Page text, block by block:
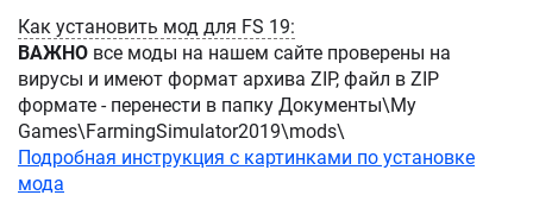
Как установить мод для FS 19:
ВАЖНО все моды на нашем сайте проверены на
вирусы и имеют формат архива ZIP, файл в ZIP
формате - перенести в папку Документы\My
Games\FarmingSimulator2019\mods\
Подробная инструкция с картинками по установке
мода